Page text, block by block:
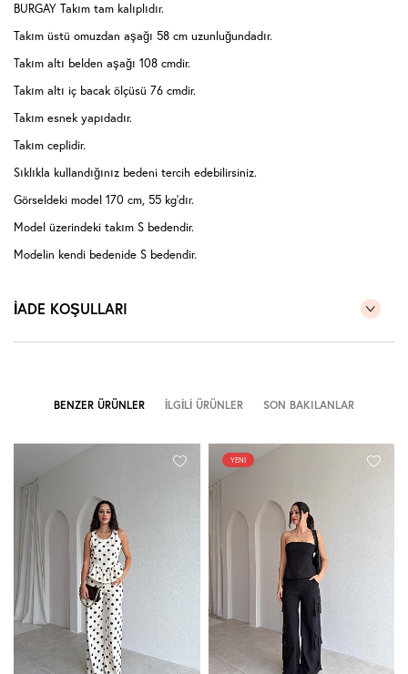
BURGAY Takım tam kalıplıdır.
Takım üstü omuzdan aşağı 58 cm uzunluğundadır.
Takım altı belden aşağı 108 cmdir.
Takım altı iç bacak ölçüsü 76 cmdir.
Takım esnek yapıdadır.
Takım ceplidir.
Sıklıkla kullandığınız bedeni tercih edebilirsiniz.
Görseldeki model 170 cm, 55 kg'dır.
Model üzerindeki takım S bedendir.
Modelin kendi bedenide S bedendir.
İADE KOŞULLARI
BENZER ÜRÜNLER İLGILI ÜRÜNLER SON BAKILANLAR
YENI